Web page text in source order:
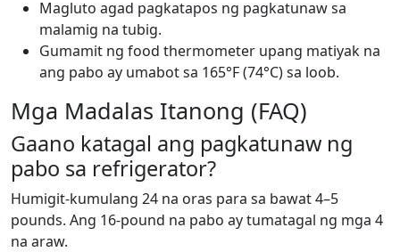
Magluto agad pagkatapos ng pagkatunaw sa
malamig na tubig.
Gumamit ng food thermometer upang matiyak na
ang pabo ay umabot sa 165°F (74°C) sa loob.
Mga Madalas Itanong (FAQ)
Gaano katagal ang pagkatunaw ng
pabo sa refrigerator?
Humigit-kumulang 24 na oras para sa bawat 4–5
pounds. Ang 16-pound na pabo ay tumatagal ng mga 4
na araw.